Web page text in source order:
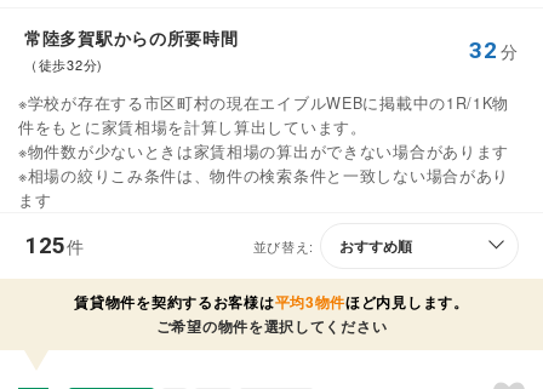
常陸多賀駅からの所要時間
（徒歩32分)
32 分
※学校が存在する市区町村の現在エイブルWEBに掲載中の1R/1K物
件をもとに家賃相場を計算し算出しています。
※物件数が少ないときは家賃相場の算出ができない場合があります
※相場の絞りこみ条件は、物件の検索条件と一致しない場合があり
ます
125件 並び替え:
賃貸物件を契約するお客様は平均3物件ほど内見します。
ご希望の物件を選択してください